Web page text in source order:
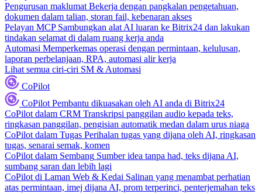
Pengurusan maklumat Bekerja dengan pangkalan pengetahuan,
dokumen dalam talian, storan fail, kebenaran akses
Pelayan MCP Sambungkan alat AI luaran ke Bitrix24 dan lakukan
tindakan selamat di dalam ruang kerja anda
Automasi Memperkemas operasi dengan permintaan, kelulusan,
laporan perbelanjaan, RPA, automasi alir kerja
Lihat semua ciri-ciri SM & Automasi
CoPilot
CoPilot Pembantu dikuasakan oleh AI anda di Bitrix24
CoPilot dalam CRM Transkripsi panggilan audio kepada teks,
ringkasan panggilan, pengisian automatik medan dalam urus niaga
CoPilot dalam Tugas Perihalan tugas yang dijana oleh AI, ringkasan
tugas, senarai semak, komen
CoPilot dalam Sembang Sumber idea tanpa had, teks dijana AI,
sumbang saran dan lebih lagi
CoPilot di Laman Web & Kedai Salinan yang menambat perhatian
atas permintaan, imej dijana AI, prom terperinci, penterjemahan teks